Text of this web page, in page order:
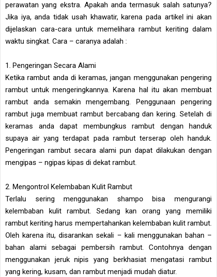
perawatan yang ekstra. Apakah anda termasuk salah satunya?
Jika iya, anda tidak usah khawatir, karena pada artikel ini akan
dijelaskan cara-cara untuk memelihara rambut keriting dalam
waktu singkat. Cara – caranya adalah :
1. Pengeringan Secara Alami
Ketika rambut anda di keramas, jangan menggunakan pengering
rambut untuk mengeringkannya. Karena hal itu akan membuat
rambut anda semakin mengembang. Penggunaan pengering
rambut juga membuat rambut bercabang dan kering. Setelah di
keramas anda dapat membungkus rambut dengan handuk
supaya air yang terdapat pada rambut terserap oleh handuk.
Pengeringan rambut secara alami pun dapat dilakukan dengan
mengipas – ngipas kipas di dekat rambut.
2. Mengontrol Kelembaban Kulit Rambut
Terlalu sering menggunakan shampo bisa mengurangi
kelembaban kulit rambut. Sedang kan orang yang memiliki
rambut keriting harus mempertahankan kelembaban kulit rambut.
Oleh karena itu, disarankan sekali – kali menggunakan bahan –
bahan alami sebagai pembersih rambut. Contohnya dengan
menggunakan jeruk nipis yang berkhasiat mengatasi rambut
yang kering, kusam, dan rambut menjadi mudah diatur.